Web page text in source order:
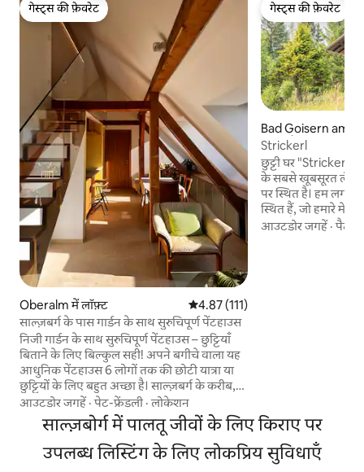
गेस्ट्स की फ़ेवरेट
गेस्ट्स की फ़ेवरेट
Oberalm में लॉफ़्ट औसत रेटिंग 5 में से 4.87, 111 समीक्षाएँ
4.87 (111)
साल्ज़बर्ग के पास गार्डन के साथ सुरुचिपूर्ण पेंटहाउस
निजी गार्डन के साथ सुरुचिपूर्ण पेंटहाउस – छुट्टियाँ
बिताने के लिए बिल्कुल सही! अपने बगीचे वाला यह
आधुनिक पेंटहाउस 6 लोगों तक की छोटी यात्रा या
छुट्टियों के लिए बहुत अच्छा है। साल्ज़बर्ग के करीब,
यह एक बड़ा बाथरूम, तीन बेडरूम, लिविंग/डाइनिंग
रूम और पहाड़ों के अद्भुत नज़ारों वाला किचन ऑफ़र
करता है। शानदार लोकेशन: साल्ज़बर्ग का शहर का
केंद्र सिर्फ़ 25 मिनट की ड्राइव पर है और हैलेन सिर्फ़ 5
मिनट की दूरी पर है। मुफ़्त ट्रेन और बस कनेक्शन
आउटडोर जगहें ·पेट-फ्रेंडली ·लोकेशन
गेस्ट्स की फ़ेवरेट
गेस्ट्स की फ़ेवरेट
Bad Goisern am
ee में शैले
Strickerl
छुट्टी घर "Strickerl"
के सबसे खूबसूरत लंबी
पर स्थित है। हम लगभग 880 मीटर की ऊंचाई पर
स्थित हैं, जो हमारे
करता है। हमारे साथ आपको आराम और ऑस्ट्रियाई
आउटडोर जगहें ·पैदल
साल्ज़बोर्ग में पालतू जीवों के लिए किराए पर
उपलब्ध लिस्टिंग के लिए लोकप्रिय सुविधाएँ